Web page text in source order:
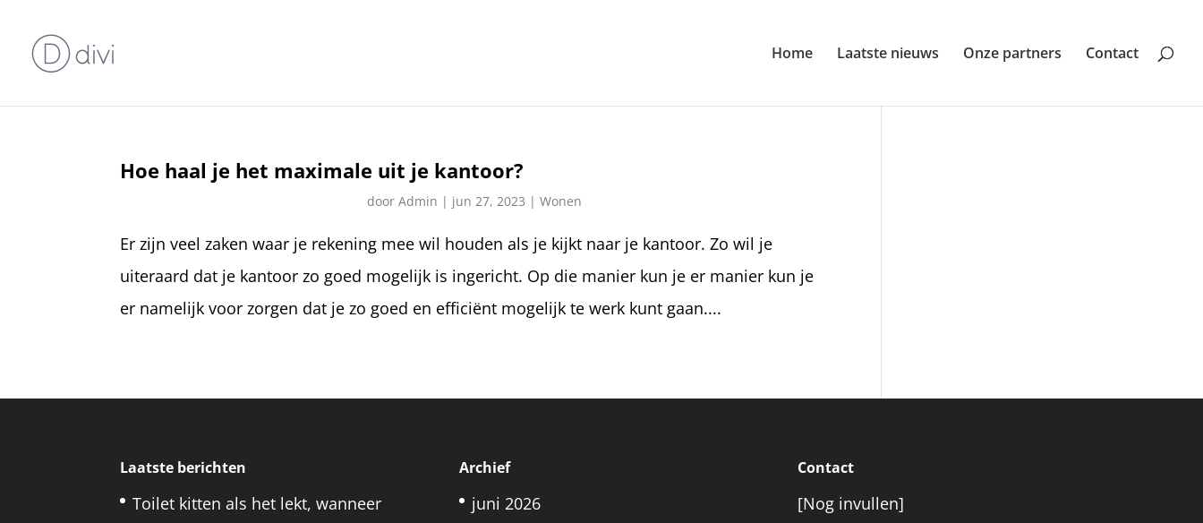
Home Laatste nieuws Onze partners Contact
Hoe haal je het maximale uit je kantoor?
doorAdmin | jun 27, 2023 |Wonen
Er zijn veel zaken waar je rekening mee wil houden als je kijkt naar je kantoor. Zo wil je
uiteraard dat je kantoor zo goed mogelijk is ingericht. Op die manier kun je er manier kun je
er namelijk voor zorgen dat je zo goed en efficiënt mogelijk te werk kunt gaan....
Laatste berichten
Toilet kitten als het lekt, wanneer
Archief
juni 2026
Contact
[Nog invullen]